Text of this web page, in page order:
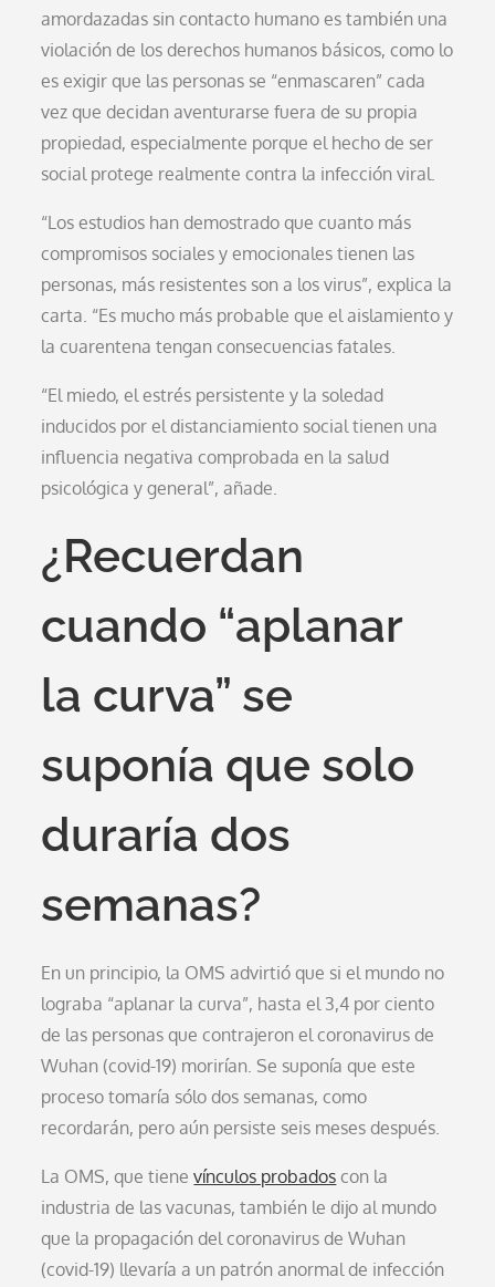
amordazadas sin contacto humano es también una
violación de los derechos humanos básicos, como lo
es exigir que las personas se “enmascaren” cada
vez que decidan aventurarse fuera de su propia
propiedad, especialmente porque el hecho de ser
social protege realmente contra la infección viral.
“Los estudios han demostrado que cuanto más
compromisos sociales y emocionales tienen las
personas, más resistentes son a los virus”, explica la
carta. “Es mucho más probable que el aislamiento y
la cuarentena tengan consecuencias fatales.
“El miedo, el estrés persistente y la soledad
inducidos por el distanciamiento social tienen una
influencia negativa comprobada en la salud
psicológica y general”, añade.
¿Recuerdan
cuando “aplanar
la curva” se
suponía que solo
duraría dos
semanas?
En un principio, la OMS advirtió que si el mundo no
lograba “aplanar la curva”, hasta el 3,4 por ciento
de las personas que contrajeron el coronavirus de
Wuhan (covid-19) morirían. Se suponía que este
proceso tomaría sólo dos semanas, como
recordarán, pero aún persiste seis meses después.
La OMS, que tienevínculos probados con la
industria de las vacunas, también le dijo al mundo
que la propagación del coronavirus de Wuhan
(covid-19) llevaría a un patrón anormal de infección